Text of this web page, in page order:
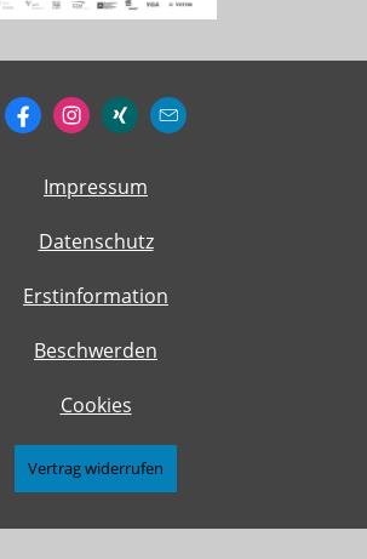
Impressum
Datenschutz
Erstinformation
Beschwerden
Cookies
Vertrag widerrufen